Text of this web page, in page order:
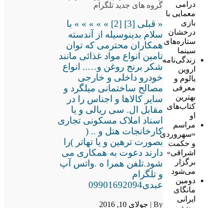
درامی
معمایی با
بازی
درخشان
ستاره‌های
سینما
زندگی‌نامه
اروین
یالوم و
معرفی
بهترین
کتاب‌های
او
مراسم
«سهروردی
و حکمت
اشراقی»
برگزار
می‌شود
دومین
مانگای
ایرانی
گروه های جدید تلگرام
« قبلی [3] [2] » » » » » با
سلام بدینوسیله از آندسته
همکاران محترمی که توان
تامین انواع مواد غذائی مانند
شکر برنج روغن و….. انواع
خودرو داخلی و خارجی
مصالح ساختمانی میلگرد و
سایر کالاها و اجناس را در
مقابل ال. سی ریالی و یا
اسناد املاک مسکونی تجاری
کارخانجات هتل و .. (
بصورت ترهین و یا تهاتر )را
دارند دعوت به همکاری می
شود.تلفن همرا ه .واتس آپ
و تلگرام
عبدی09901692094
By | جولای 10, 2016